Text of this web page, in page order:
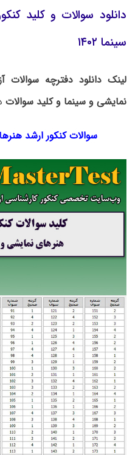
دانلود سوالات و کلید
سینما ۱۴۰۲
لینک دانلود دفترچه سوالات
نمایشی و سینما و کلید سوالات
سوالات کنکور ارشد